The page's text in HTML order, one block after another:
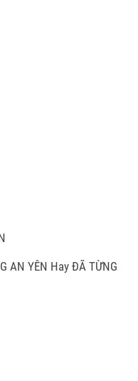
AN YÊN Hay ĐÃ TỪNG